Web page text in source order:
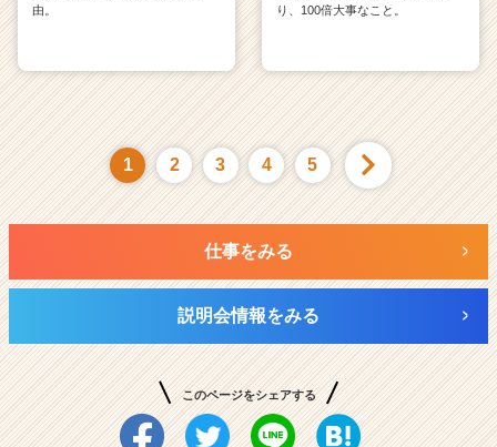
由。
り、100倍大事なこと。
1 2 3 4 5
仕事をみる
説明会情報をみる
このページをシェアする